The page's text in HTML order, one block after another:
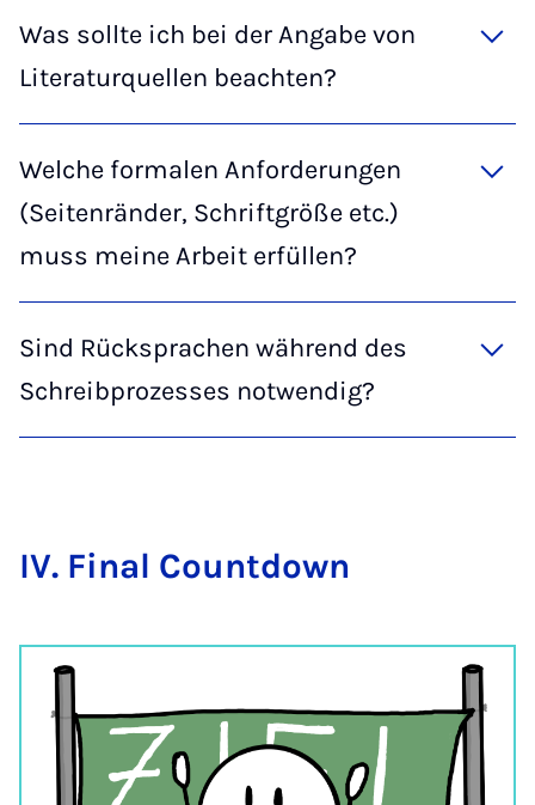
Was sollte ich bei der Angabe von
Literaturquellen beachten?
Welche formalen Anforderungen
(Seitenränder, Schriftgröße etc.)
muss meine Arbeit erfüllen?
Sind Rücksprachen während des
Schreibprozesses notwendig?
IV. Fi­nal Count­down